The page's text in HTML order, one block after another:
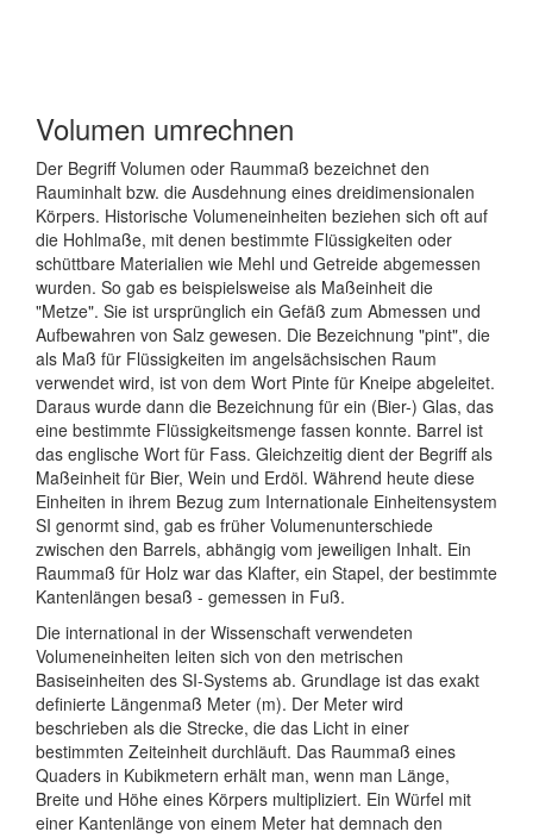
Volumen umrechnen
Der Begriff Volumen oder Raummaß bezeichnet den
Rauminhalt bzw. die Ausdehnung eines dreidimensionalen
Körpers. Historische Volumeneinheiten beziehen sich oft auf
die Hohlmaße, mit denen bestimmte Flüssigkeiten oder
schüttbare Materialien wie Mehl und Getreide abgemessen
wurden. So gab es beispielsweise als Maßeinheit die
"Metze". Sie ist ursprünglich ein Gefäß zum Abmessen und
Aufbewahren von Salz gewesen. Die Bezeichnung "pint", die
als Maß für Flüssigkeiten im angelsächsischen Raum
verwendet wird, ist von dem Wort Pinte für Kneipe abgeleitet.
Daraus wurde dann die Bezeichnung für ein (Bier-) Glas, das
eine bestimmte Flüssigkeitsmenge fassen konnte. Barrel ist
das englische Wort für Fass. Gleichzeitig dient der Begriff als
Maßeinheit für Bier, Wein und Erdöl. Während heute diese
Einheiten in ihrem Bezug zum Internationale Einheitensystem
SI genormt sind, gab es früher Volumenunterschiede
zwischen den Barrels, abhängig vom jeweiligen Inhalt. Ein
Raummaß für Holz war das Klafter, ein Stapel, der bestimmte
Kantenlängen besaß - gemessen in Fuß.
Die international in der Wissenschaft verwendeten
Volumeneinheiten leiten sich von den metrischen
Basiseinheiten des SI-Systems ab. Grundlage ist das exakt
definierte Längenmaß Meter (m). Der Meter wird
beschrieben als die Strecke, die das Licht in einer
bestimmten Zeiteinheit durchläuft. Das Raummaß eines
Quaders in Kubikmetern erhält man, wenn man Länge,
Breite und Höhe eines Körpers multipliziert. Ein Würfel mit
einer Kantenlänge von einem Meter hat demnach den